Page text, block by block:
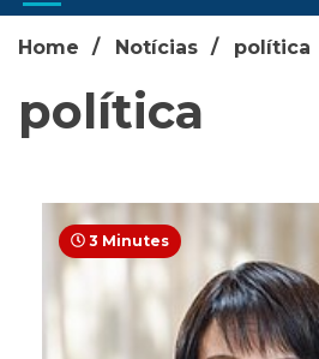
Home Notícias política
política
3 Minutes